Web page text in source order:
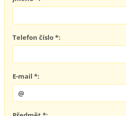
Telefon číslo *:
E-mail *: